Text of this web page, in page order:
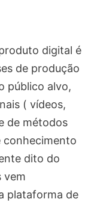
digital é
de produção
público alvo,
( vídeos,
de métodos
conhecimento
dito do
vem
plataforma de